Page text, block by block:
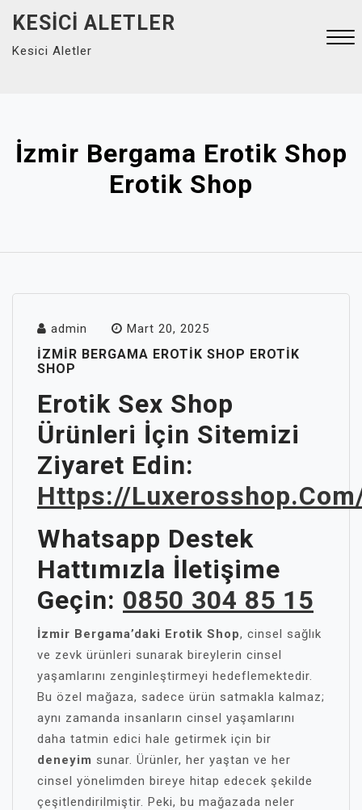
content
KESICI ALETLER
Kesici Aletler
İzmir Bergama Erotik Shop
Erotik Shop
admin Mart 20, 2025
İZMIR BERGAMA EROTIK SHOP EROTIK
SHOP
Erotik Sex Shop
Ürünleri İçin Sitemizi
Ziyaret Edin:
Https://
Whatsapp Destek
Hattımızla İletişime
Geçin: 0850 304 85 15
İzmir Bergama’daki Erotik Shop, cinsel sağlık
ve zevk ürünleri sunarak bireylerin cinsel
yaşamlarını zenginleştirmeyi hedeflemektedir.
Bu özel mağaza, sadece ürün satmakla kalmaz;
aynı zamanda insanların cinsel yaşamlarını
daha tatmin edici hale getirmek için bir
deneyim sunar. Ürünler, her yaştan ve her
cinsel yönelimden bireye hitap edecek şekilde
çeşitlendirilmiştir. Peki, bu mağazada neler